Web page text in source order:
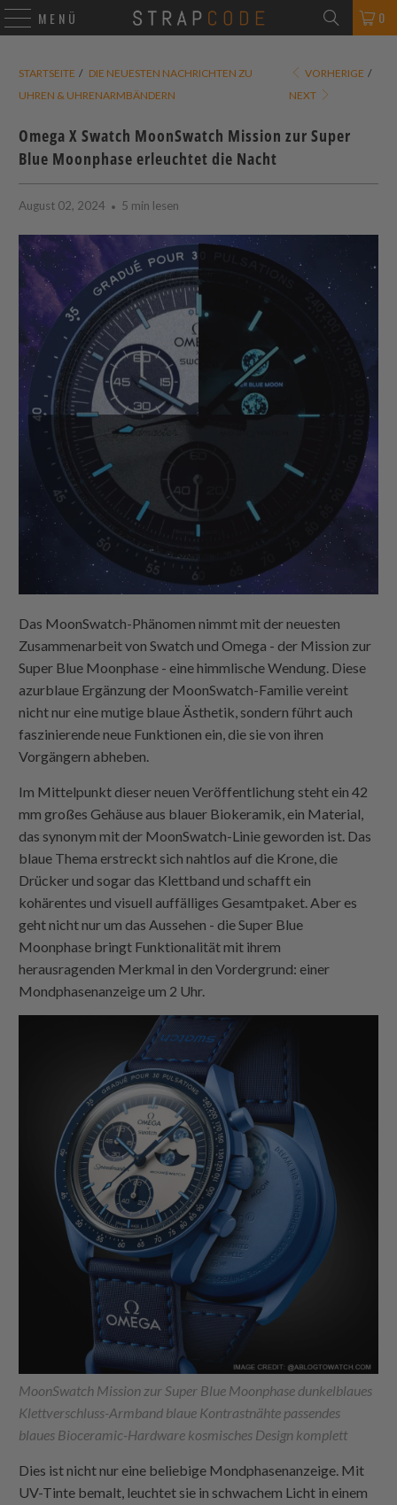
MENÜ 0
STARTSEITE / DIE NEUESTEN NACHRICHTEN ZU
UHREN & UHRENARMBÄNDERN
VORHERIGE /
NEXT
Omega X Swatch MoonSwatch Mission zur Super
Blue Moonphase erleuchtet die Nacht
August 02, 2024 5 min lesen
Das MoonSwatch-Phänomen nimmt mit der neuesten
Zusammenarbeit von Swatch und Omega - der Mission zur
Super Blue Moonphase - eine himmlische Wendung. Diese
azurblaue Ergänzung der MoonSwatch-Familie vereint
nicht nur eine mutige blaue Ästhetik, sondern führt auch
faszinierende neue Funktionen ein, die sie von ihren
Vorgängern abheben.
Im Mittelpunkt dieser neuen Veröffentlichung steht ein 42
mm großes Gehäuse aus blauer Biokeramik, ein Material,
das synonym mit der MoonSwatch-Linie geworden ist. Das
blaue Thema erstreckt sich nahtlos auf die Krone, die
Drücker und sogar das Klettband und schafft ein
kohärentes und visuell auffälliges Gesamtpaket. Aber es
geht nicht nur um das Aussehen - die Super Blue
Moonphase bringt Funktionalität mit ihrem
herausragenden Merkmal in den Vordergrund: einer
Mondphasenanzeige um 2 Uhr.
MoonSwatch Mission zur Super Blue Moonphase dunkelblaues
Klettverschluss-Armband blaue Kontrastnähte passendes
blaues Bioceramic-Hardware kosmisches Design komplett
Dies ist nicht nur eine beliebige Mondphasenanzeige. Mit
UV-Tinte bemalt, leuchtet sie in schwachem Licht in einem